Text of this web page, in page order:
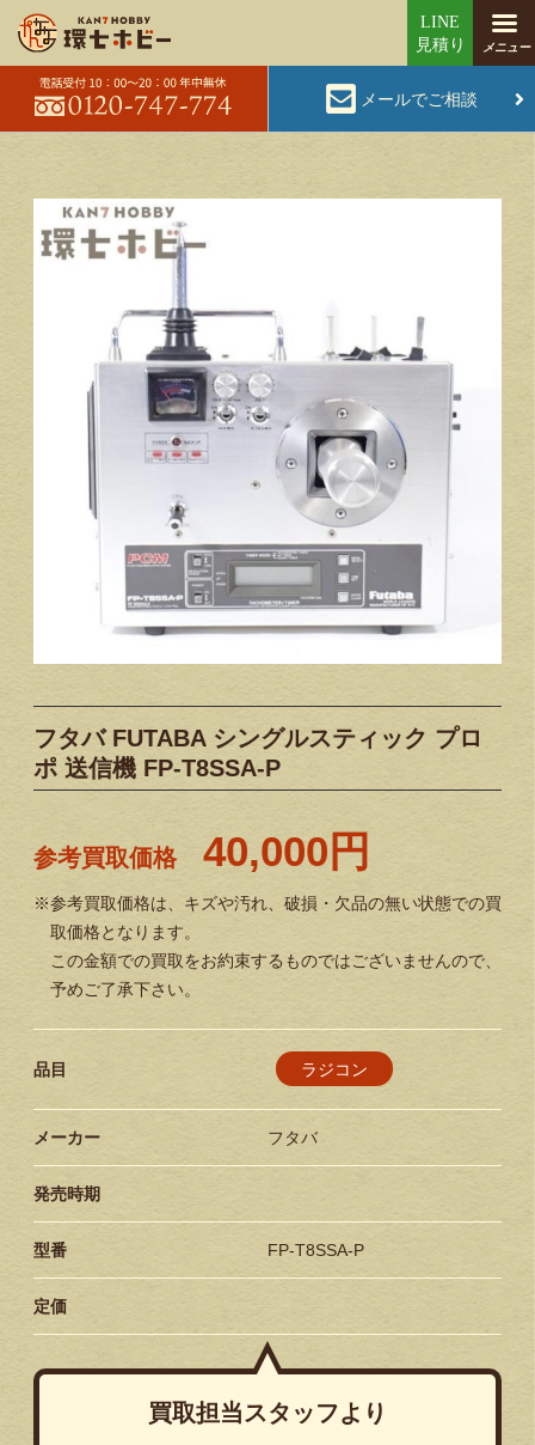
メールでご相談
フタバ FUTABA シングルスティック プロ
ポ 送信機 FP-T8SSA-P
参考買取価格 40,000円
※参考買取価格は、キズや汚れ、破損・欠品の無い状態での買
取価格となります。
この金額での買取をお約束するものではございませんので、
予めご了承下さい。
品目 ラジコン
メーカー フタバ
発売時期
型番 FP-T8SSA-P
定価
買取担当スタッフより